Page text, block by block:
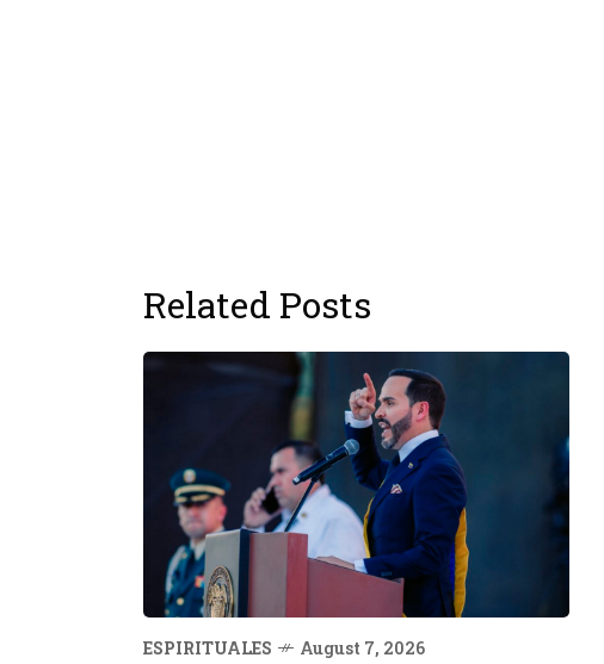
Related Posts
ESPIRITUALES August 7, 2026